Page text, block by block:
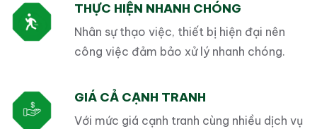
THỰC HIỆN NHANH CHÓNG
Nhân sự thạo việc, thiết bị hiện đại nên
công việc đảm bảo xử lý nhanh chóng.
GIÁ CẢ CẠNH TRANH
Với mức giá cạnh tranh cùng nhiều dịch vụ